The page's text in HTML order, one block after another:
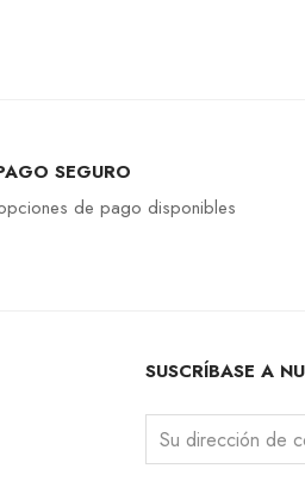
SEGURO
de pago disponibles
SUSCRÍBASE A